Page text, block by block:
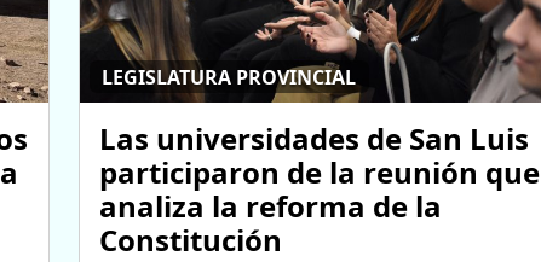
LEGISLATURA PROVINCIAL
Las universidades de San Luis
participaron de la reunión que
analiza la reforma de la
Constitución